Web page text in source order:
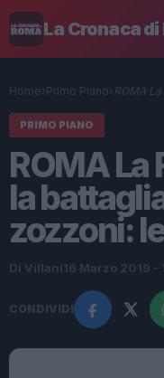
La Cronaca di
Home› Primo Piano› ROMA
PRIMO PIANO
ROMA La
la
zozzoni:
Di Villani 16 Marzo 2019 -
CONDIVIDI